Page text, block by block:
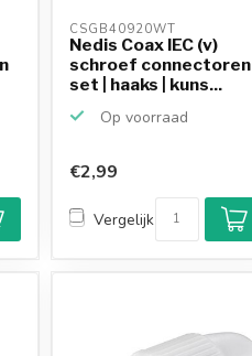
CSGB40920WT
Nedis Coax IEC (v)
schroef connectoren
set | haaks | kuns...
Op voorraad
€2,99
Vergelijk